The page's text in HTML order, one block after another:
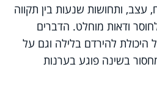
עצב, ותחושות שנעות בין תקווה
ודאות מוחלט. הדברים
היכולת להירדם בלילה וגם על
בשינה פוגע בערנות